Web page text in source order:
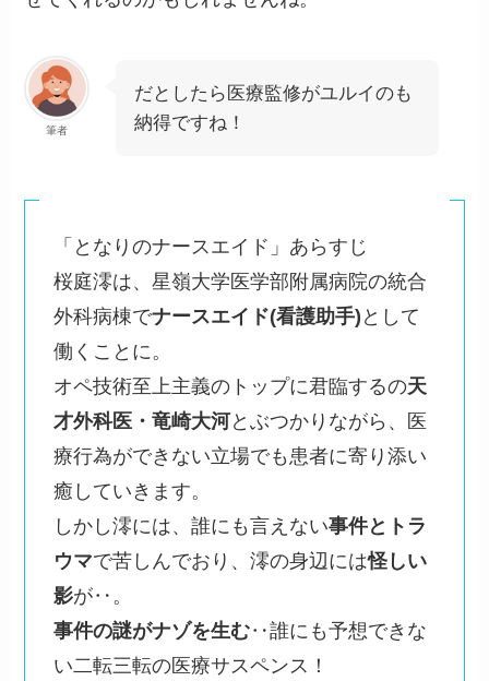
筆者
だとしたら医療監修がユルイのも
納得ですね！
「となりのナースエイド」あらすじ
桜庭澪は、星嶺大学医学部附属病院の統合
外科病棟でナースエイド(看護助手) として
働くことに。
オペ技術至上主義のトップに君臨するの天
才外科医・竜崎大河とぶつかりながら、医
療行為ができない立場でも患者に寄り添い
癒していきます。
しかし澪には、誰にも言えない事件とトラ
ウマで苦しんでおり、澪の身辺には怪しい
影が‥。
事件の謎がナゾを生む‥誰にも予想できな
い二転三転の医療サスペンス！